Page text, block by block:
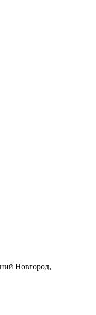
Новгород,